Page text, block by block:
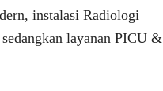
instalasi Radiologi
layanan PICU &